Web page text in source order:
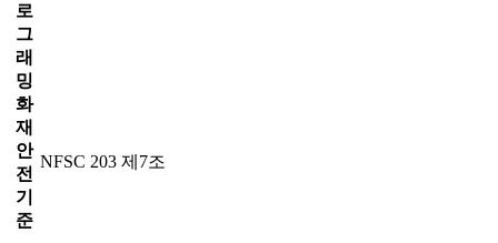
로
그
래
밍
화
재
안
전
기
준
NFSC 203 제7조